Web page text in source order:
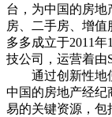
台，为中国的房地
房、二手房、增
多多成立于2011
技公司，运营着由
通过创新性地使
中国的房地产经纪
易的关键资源，包